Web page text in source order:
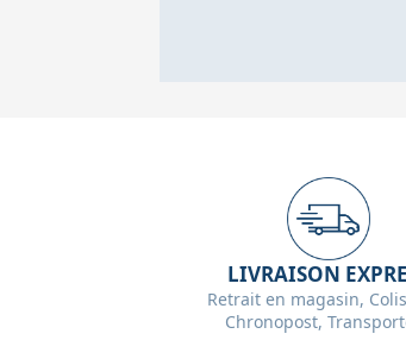
LIVRAISON
Retrait en magasin,
Chronopost,